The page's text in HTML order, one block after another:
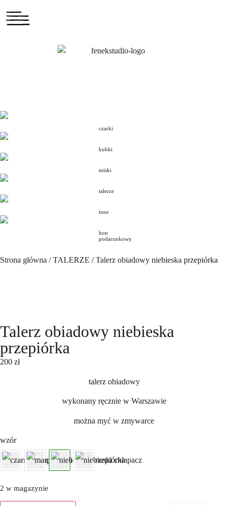
czarki
kubki
miski
talerze
inne
bon
podarunkowy
Strona główna /TALERZE / Talerz obiadowy niebieska przepiórka
Talerz obiadowy niebieska
przepiórka
200 zł
talerz obiadowy
wykonany ręcznie w Warszawie
można myć w zmywarce
wzór
2 w magazynie